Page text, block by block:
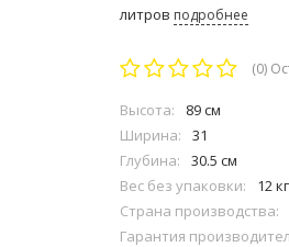
литров подробнее
(0)
Высота:
89 см
Ширина:
31
Глубина:
30.5 см
Вес без упаковки:
12 кг
Страна производства:
Гарантия